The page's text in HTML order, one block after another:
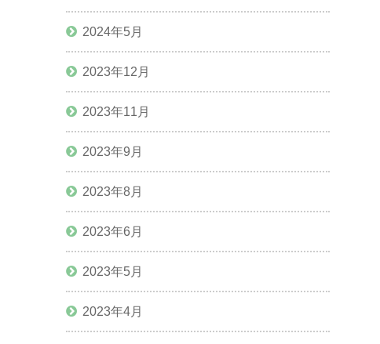
2024年5月
2023年12月
2023年11月
2023年9月
2023年8月
2023年6月
2023年5月
2023年4月